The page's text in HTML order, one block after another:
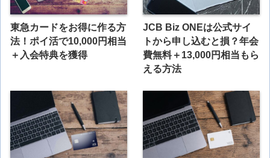
東急カードをお得に作る方
法！ポイ活で10,000円相当
＋入会特典を獲得
JCB Biz ONEは公式サイ
トから申し込むと損？年会
費無料＋13,000円相当もら
える方法